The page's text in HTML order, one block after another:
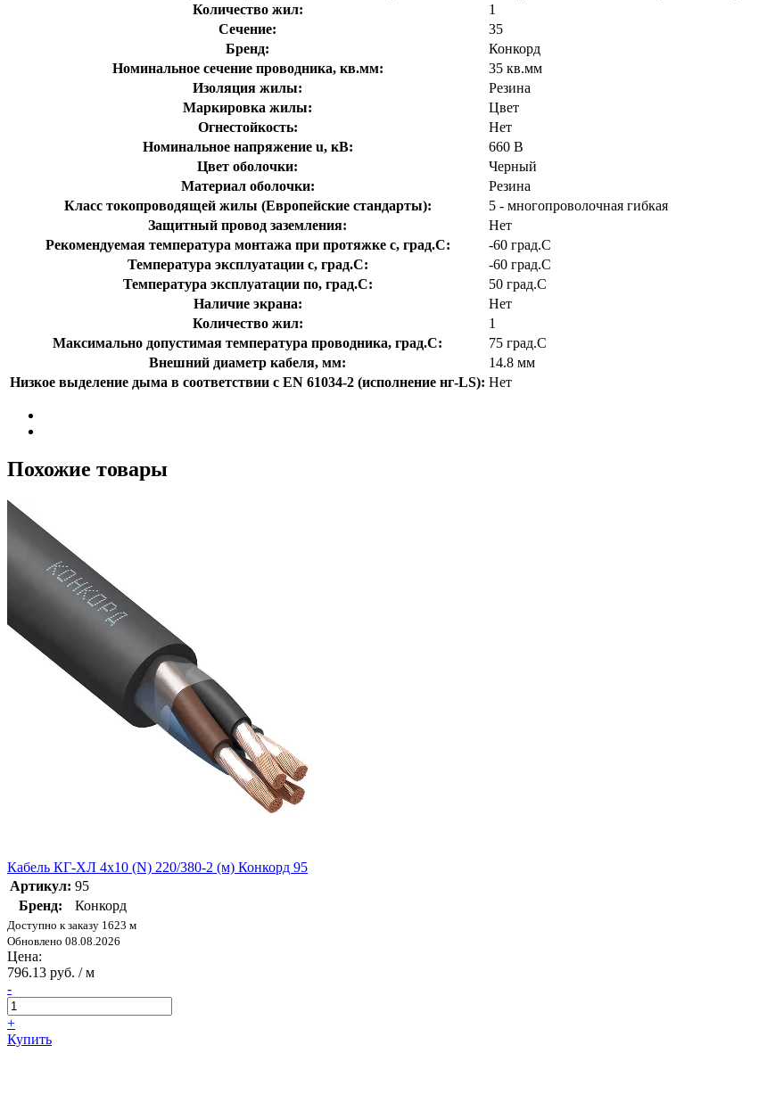
Количество жил:
1
Сечение:
35
Бренд:
Конкорд
Номинальное сечение проводника, кв.мм:
35 кв.мм
Изоляция жилы:
Резина
Маркировка жилы:
Цвет
Огнестойкость:
Нет
Номинальное напряжение u, кВ:
660 В
Цвет оболочки:
Черный
Материал оболочки:
Резина
Класс токопроводящей жилы (Европейские стандарты):
5 - многопроволочная гибкая
Защитный провод заземления:
Нет
Рекомендуемая температура монтажа при протяжке с, град.C:
-60 град.C
Температура эксплуатации с, град.C:
-60 град.C
Температура эксплуатации по, град.C:
50 град.C
Наличие экрана:
Нет
Количество жил:
1
Максимально допустимая температура проводника, град.C:
75 град.C
Внешний диаметр кабеля, мм:
14.8 мм
Низкое выделение дыма в соответствии с EN 61034-2 (исполнение нг-LS): Нет
Похожие товары
Кабель КГ-ХЛ 4х10 (N) 220/380-2 (м) Конкорд 95
Артикул: 95
Бренд:
Конкорд
Доступно к заказу 1623 м
Обновлено 08.08.2026
Цена:
796.13 руб. / м
-
+
Купить